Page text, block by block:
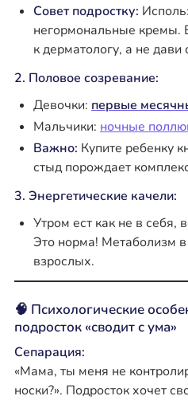
Совет подростку:
негормональные кремы.
к дерматологу, а не дави
2. Половое созревание:
Девочки: первые
Мальчики: ночные
Важно: Купите ребенку
стыд порождает
3. Энергетические качели:
Утром ест как не в себя,
Это норма! Метаболизм
взрослых.
🧠 Психологические
подросток «сводит с ума»
Сепарация:
«Мама, ты меня не
носки?». Подросток хочет